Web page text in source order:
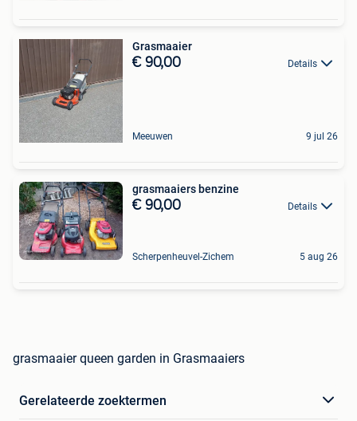
Grasmaaier
€ 90,00 Details
Meeuwen 9 jul 26
grasmaaiers benzine
€ 90,00 Details
Scherpenheuvel-Zichem 5 aug 26
grasmaaier queen garden in Grasmaaiers
Gerelateerde zoektermen